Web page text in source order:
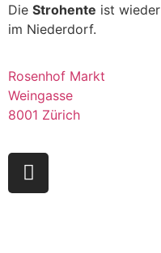
Die Strohente ist wieder
im Niederdorf.
Rosenhof Markt
Weingasse
8001 Zürich